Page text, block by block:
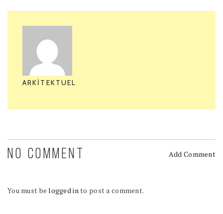
ARKITEKTUEL
NO COMMENT Add Comment
You must belogged into post a comment.